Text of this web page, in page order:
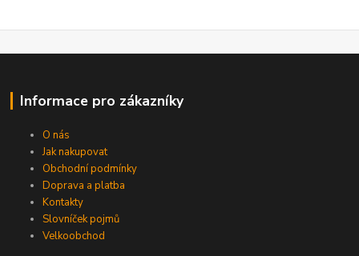
Informace pro zákazníky
O nás
Jak nakupovat
Obchodní podmínky
Doprava a platba
Kontakty
Slovníček pojmů
Velkoobchod